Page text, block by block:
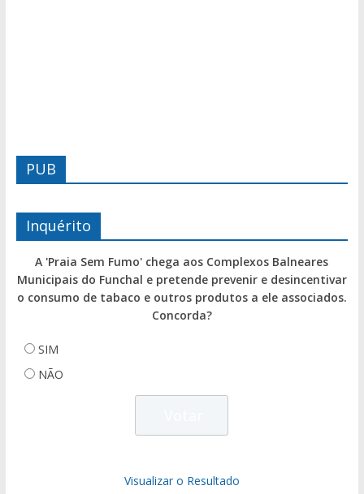
PUB
Inquérito
A 'Praia Sem Fumo' chega aos Complexos Balneares
Municipais do Funchal e pretende prevenir e desincentivar
o consumo de tabaco e outros produtos a ele associados.
Concorda?
SIM
NÃO
Visualizar o Resultado